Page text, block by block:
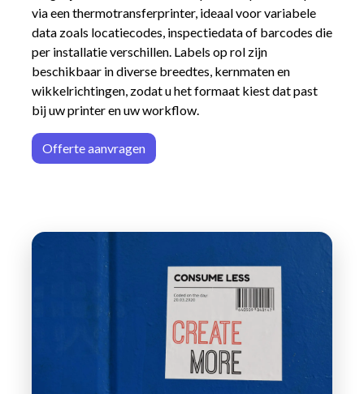
via een thermotransferprinter, ideaal voor variabele
data zoals locatiecodes, inspectiedata of barcodes die
per installatie verschillen. Labels op rol zijn
beschikbaar in diverse breedtes, kernmaten en
wikkelrichtingen, zodat u het formaat kiest dat past
bij uw printer en uw workflow.
Offerte aan​​vrag​​en